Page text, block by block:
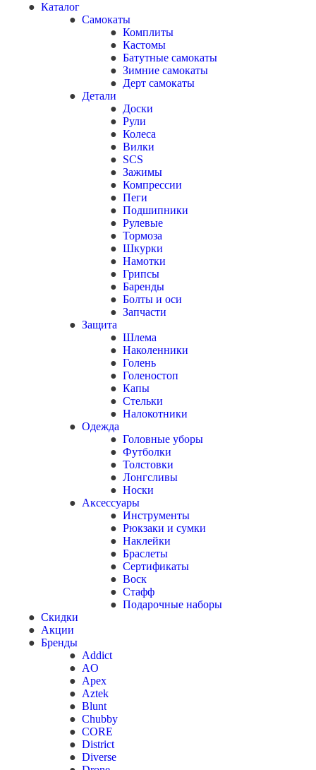
Каталог
Самокаты
Комплиты
Кастомы
Батутные самокаты
Зимние самокаты
Дерт самокаты
Детали
Доски
Рули
Колеса
Вилки
SCS
Зажимы
Компрессии
Пеги
Подшипники
Рулевые
Тормоза
Шкурки
Намотки
Грипсы
Баренды
Болты и оси
Запчасти
Защита
Шлема
Наколенники
Голень
Голеностоп
Капы
Стельки
Налокотники
Одежда
Головные уборы
Футболки
Толстовки
Лонгсливы
Носки
Аксессуары
Инструменты
Рюкзаки и сумки
Наклейки
Браслеты
Сертификаты
Воск
Стафф
Подарочные наборы
Скидки
Акции
Бренды
Addict
AO
Apex
Aztek
Blunt
Chubby
CORE
District
Diverse